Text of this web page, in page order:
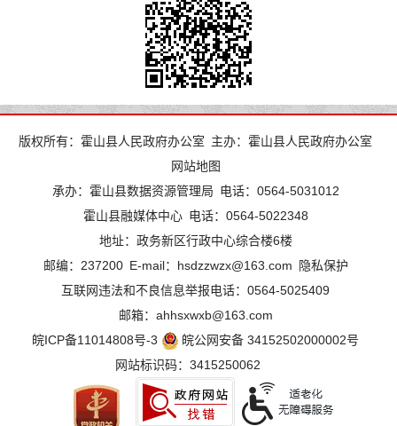
版权所有：霍山县人民政府办公室 主办：霍山县人民政府办公室
网站地图
承办：霍山县数据资源管理局 电话：0564-5031012
霍山县融媒体中心 电话：0564-5022348
地址：政务新区行政中心综合楼6楼
邮编：237200 E-mail：hsdzzwzx@163.com
隐私保护
互联网违法和不良信息举报电话：0564-5025409
邮箱：ahhsxwxb@163.com
皖ICP备11014808号-3
皖公网安备 34152502000002号
网站标识码：3415250062